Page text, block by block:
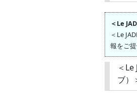
＜Le
＜Le
報をご
＜
ブ）